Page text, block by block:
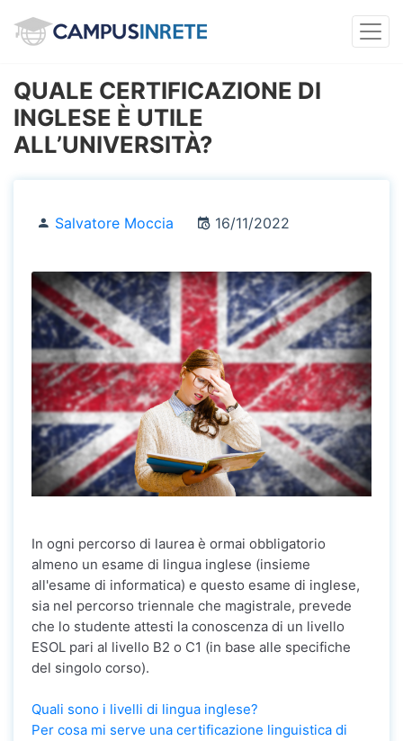
QUALE CERTIFICAZIONE DI
INGLESE È UTILE
ALL’UNIVERSITÀ?
Salvatore Moccia 16/11/2022
In ogni percorso di laurea è ormai obbligatorio
almeno un esame di lingua inglese (insieme
all'esame di informatica) e questo esame di inglese,
sia nel percorso triennale che magistrale, prevede
che lo studente attesti la conoscenza di un livello
ESOL pari al livello B2 o C1 (in base alle specifiche
del singolo corso).
Quali sono i livelli di lingua inglese?
Per cosa mi serve una certificazione linguistica di